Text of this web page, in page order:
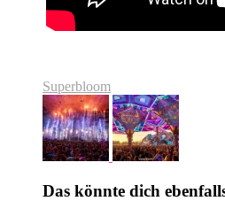
Superbloom
Das könnte dich